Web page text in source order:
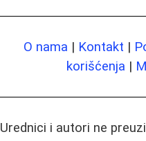
O nama | Kontakt |
korišćenja |
Urednici i autori ne